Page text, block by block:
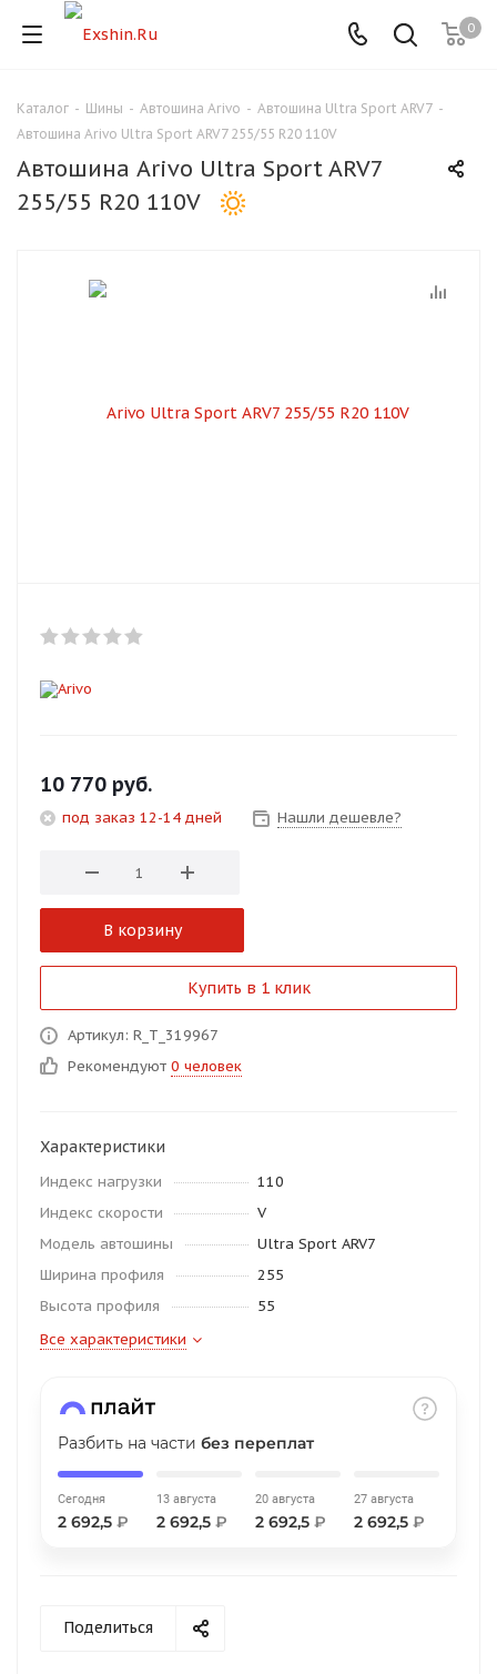
0
Каталог - Шины - Автошина Arivo - Автошина Ultra Sport ARV7 -
Автошина Arivo Ultra Sport ARV7 255/55 R20 110V
Автошина Arivo Ultra Sport ARV7
255/55 R20 110V
10 770 руб.
под заказ 12-14 дней Нашли дешевле?
В корзину
Купить в 1 клик
Артикул: R_T_319967
Рекомендуют 0 человек
Характеристики
Индекс нагрузки
110
Индекс скорости
V
Модель автошины
Ultra Sport ARV7
Ширина профиля
255
Высота профиля
55
Все характеристики
Разбить на части без переплат
Сегодня
2 692,5 ₽
13 августа
2 692,5 ₽
20 августа
2 692,5 ₽
27 августа
2 692,5 ₽
Поделиться
Для клиентов всех банков
Разбейте
оплату на части
Оплачивайте сегодня только
Оставшиеся 75
% будут
% каждые 2 недели
об оплате Плайтом
недели
plait.ru